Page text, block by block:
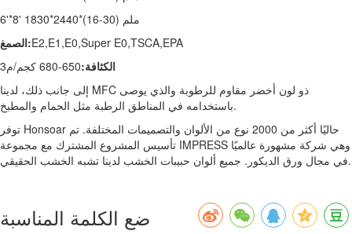
6'*8' 1830*2440*(16-30) ملم
الصمغ:E2,E1,E0,Super E0,TSCA,EPA
الكثافة:650-680 كجم/م3
إلى جانب ذلك، لدينا MFC ذو لون أخضر مقاوم للرطوبة والذي يوصى
باستخدامه في المناطق الرطبة مثل الحمام والمطبخ.
توفر Honsoar حاليًا أكثر من 2000 نوع من الألوان والتصميمات المختلفة. تم
تأسيس المشروع المشترك مع مجموعة IMPRESS وهي شركة مشهورة عالميًا
في مجال ورق الديكور. جميع ألوان حبيبات الخشب لدينا تشبه الخشب الحقيقي.
ضع الكلمة المناسبة